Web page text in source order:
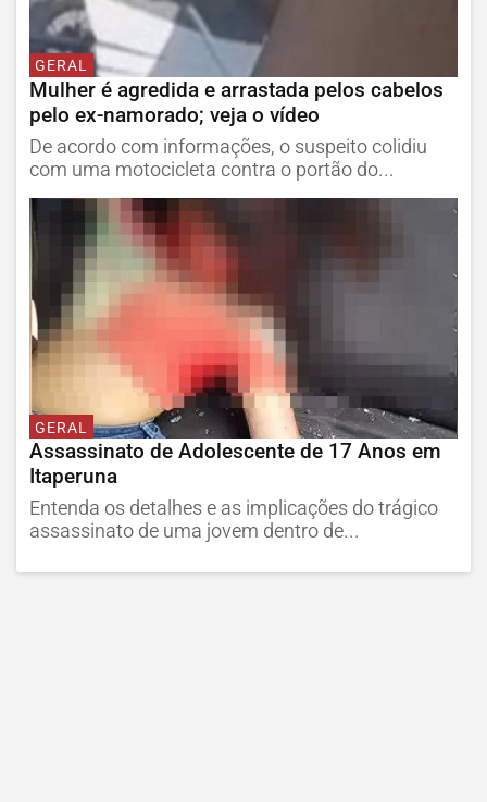
GERAL
Mulher é agredida e arrastada pelos cabelos
pelo ex-namorado; veja o vídeo
De acordo com informações, o suspeito colidiu
com uma motocicleta contra o portão do...
GERAL
Assassinato de Adolescente de 17 Anos em
Itaperuna
Entenda os detalhes e as implicações do trágico
assassinato de uma jovem dentro de...